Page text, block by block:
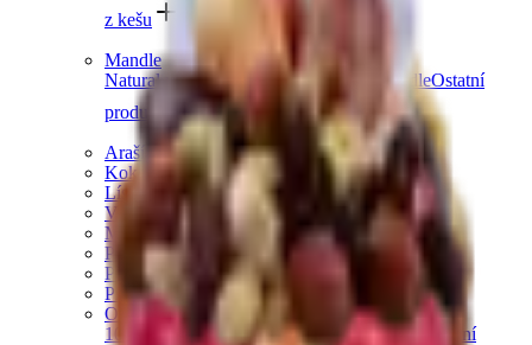
z kešu
Další kategorie
Mandle
Natural mandleSlané mandle Sladké mandleOstatní
produkty z mandlí
Další kategorie
Arašídy
Kokosové ořechy
Lískové ořechy
Vlašské ořechy
Makadamové ořechy
Para ořechy
Pekanové ořechy
Píniové oříšky
Ořechová másla
100% ořechová
S čokoládou Slaný karamel
Ostatní